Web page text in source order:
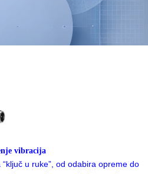
vibracija
u ruke”, od odabira opreme do